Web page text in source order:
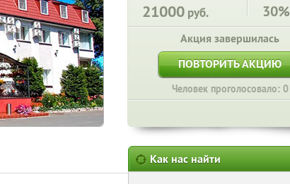
21000 руб. 30%
Акция завершилась
ПОВТОРИТЬ АКЦИЮ
Человек проголосовало: 0
Как нас найти